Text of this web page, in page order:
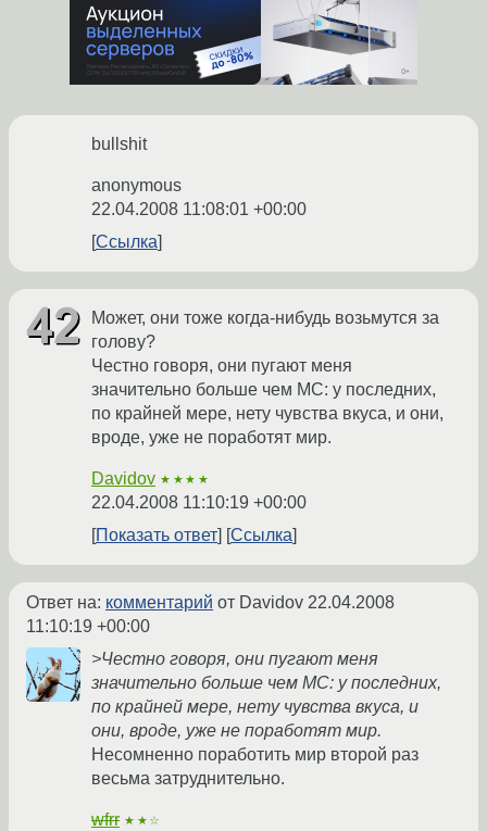
bullshit
anonymous
22.04.2008 11:08:01 +00:00
Ссылка
Может, они тоже когда-нибудь возьмутся за
голову?
Честно говоря, они пугают меня
значительно больше чем МС: у последних,
по крайней мере, нету чувства вкуса, и они,
вроде, уже не поработят мир.
Davidov ★★★★
22.04.2008 11:10:19 +00:00
Показать ответ
Ссылка
Ответ на: комментарий от Davidov 22.04.2008
11:10:19 +00:00
>Честно говоря, они пугают меня
значительно больше чем МС: у последних,
по крайней мере, нету чувства вкуса, и
они, вроде, уже не поработят мир.
Несомненно поработить мир второй раз
весьма затруднительно.
wfrr ★★☆